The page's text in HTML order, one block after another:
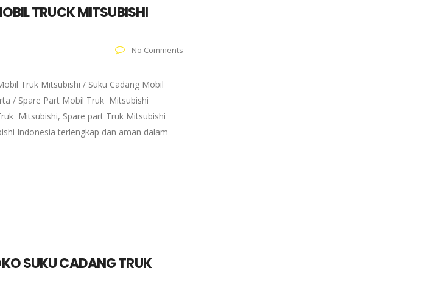
TRUCK MITSUBISHI
No Comments
Truk Mitsubishi / Suku Cadang Mobil
/ Spare Part Mobil Truk Mitsubishi
Mitsubishi, Spare part Truk Mitsubishi
Indonesia terlengkap dan aman dalam
SUKU CADANG TRUK